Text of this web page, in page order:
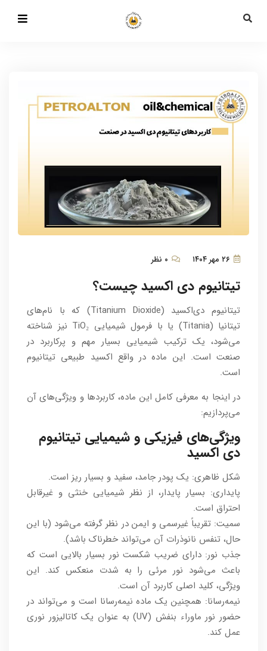
تیتانیوم دی اکسید چیست؟
تیتانیوم دی‌اکسید (Titanium Dioxide) که با نام‌های
تیتانیا (Titania) یا با فرمول شیمیایی TiO₂ نیز شناخته
می‌شود، یک ترکیب شیمیایی بسیار مهم و پرکاربرد در
صنعت است. این ماده در واقع اکسید طبیعی تیتانیوم
است.
در اینجا به معرفی کامل این ماده، کاربردها و ویژگی‌های آن
می‌پردازیم:
ویژگی‌های فیزیکی و شیمیایی تیتانیوم
دی اکسید
شکل ظاهری: یک پودر جامد، سفید و بسیار ریز است.
پایداری: بسیار پایدار، از نظر شیمیایی خنثی و غیرقابل
احتراق است.
سمیت: تقریباً غیرسمی و ایمن در نظر گرفته می‌شود (با این
حال، تنفس نانوذرات آن می‌تواند خطرناک باشد).
جذب نور: دارای ضریب شکست نور بسیار بالایی است که
باعث می‌شود نور مرئی را به شدت منعکس کند. این
ویژگی، کلید اصلی کاربرد آن است.
نیمه‌رسانا: همچنین یک ماده نیمه‌رسانا است و می‌تواند در
حضور نور ماوراء بنفش (UV) به عنوان یک کاتالیزور نوری
عمل کند.